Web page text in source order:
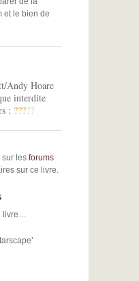
et le bien de
Andy Hoare
interdite
: ?????
sur les forums
sur ce livre.
livre…